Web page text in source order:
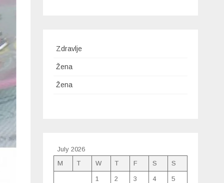
Zdravlje
Žena
Žena
July 2026
M
T W T F S S
1 2 3 4 5